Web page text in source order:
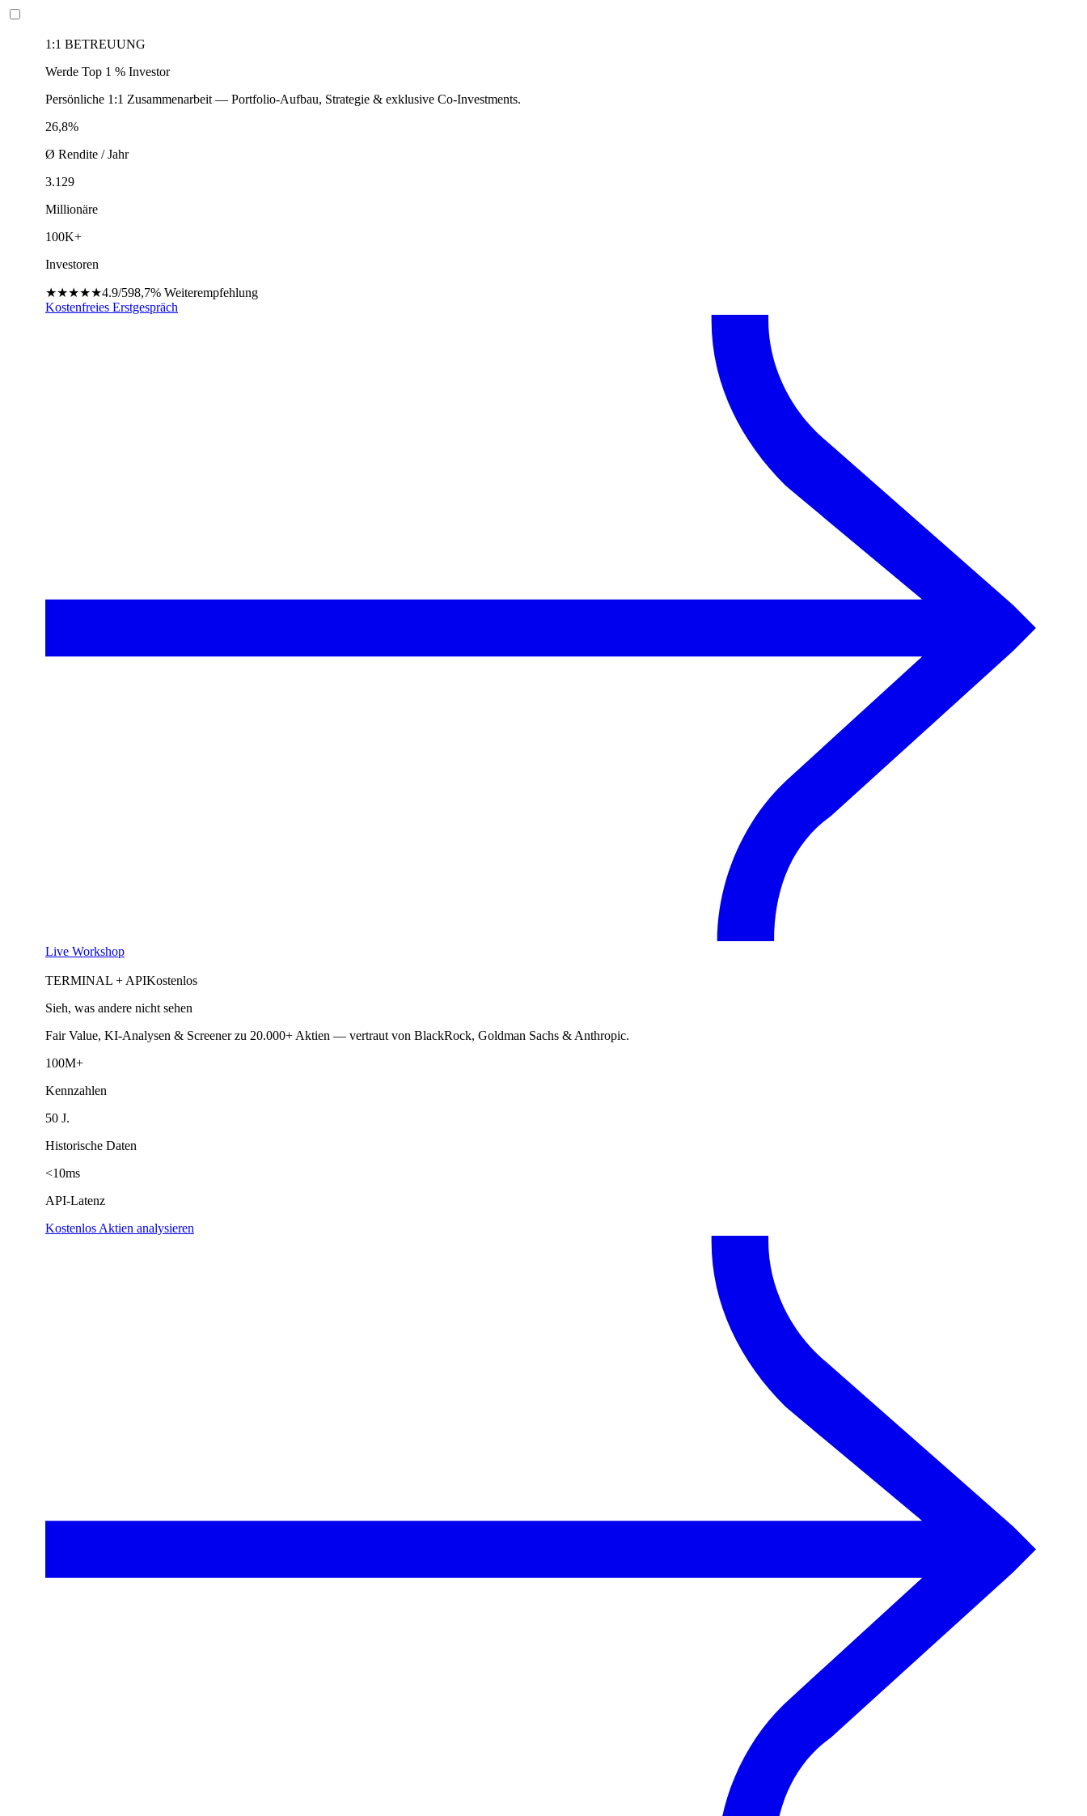
1:1 BETREUUNG
Werde Top 1 % Investor
Persönliche 1:1 Zusammenarbeit — Portfolio-Aufbau, Strategie & exklusive Co-Investments.
26,8%
Ø Rendite / Jahr
3.129
Millionäre
100K+
Investoren
★★★★★4.9/598,7% Weiterempfehlung
Kostenfreies Erstgespräch
Live Workshop
TERMINAL + APIKostenlos
Sieh, was andere nicht sehen
Fair Value, KI-Analysen & Screener zu 20.000+ Aktien — vertraut von BlackRock, Goldman Sachs & Anthropic.
100M+
Kennzahlen
50 J.
Historische Daten
<10ms
API-Latenz
Kostenlos Aktien analysieren